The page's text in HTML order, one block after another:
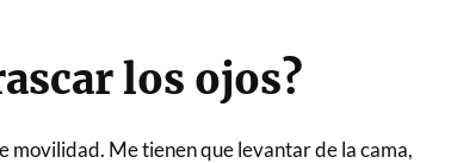
los ojos?
movilidad. Me tienen que levantar de la cama,